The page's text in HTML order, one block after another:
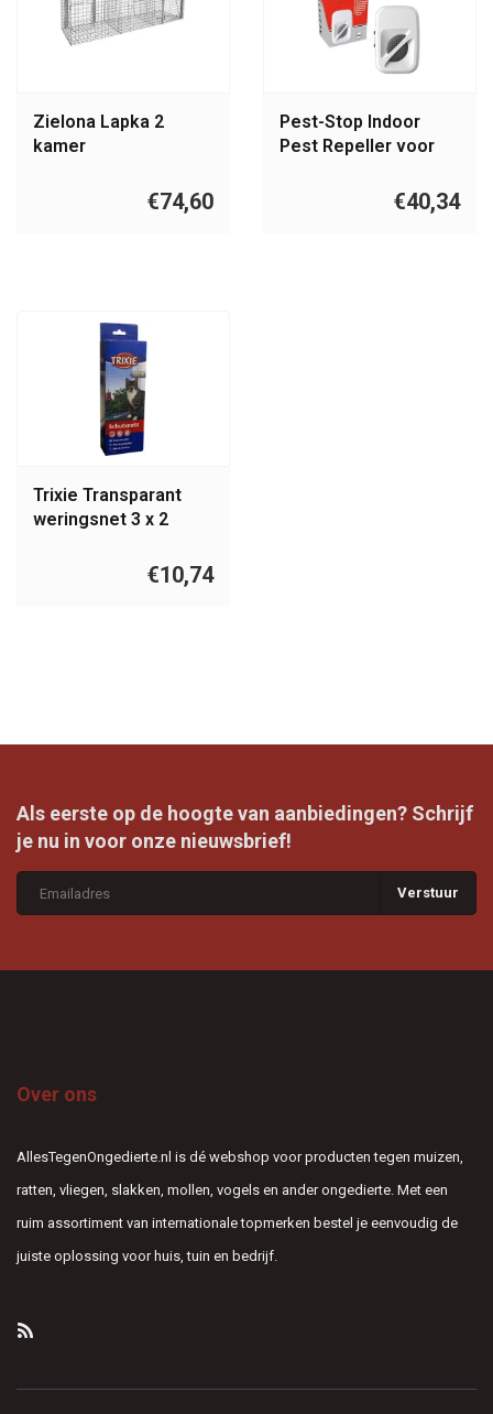
Zielona Lapka 2
kamer
€74,60
Pest-Stop Indoor
Pest Repeller voor
€40,34
Trixie Transparant
weringsnet 3 x 2
€10,74
Als eerste op de hoogte van aanbiedingen? Schrijf
je nu in voor onze nieuwsbrief!
Verstuur
Over ons
AllesTegenOngedierte.nl is dé webshop voor producten tegen muizen,
ratten, vliegen, slakken, mollen, vogels en ander ongedierte. Met een
ruim assortiment van internationale topmerken bestel je eenvoudig de
juiste oplossing voor huis, tuin en bedrijf.